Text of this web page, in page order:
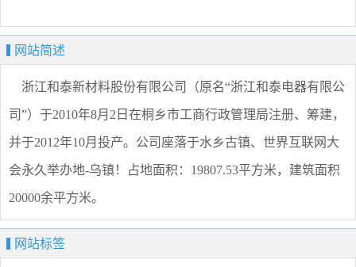
网站简述
浙江和泰新材料股份有限公司（原名“浙江和泰电器有限公
司”）于2010年8月2日在桐乡市工商行政管理局注册、筹建，
并于2012年10月投产。公司座落于水乡古镇、世界互联网大
会永久举办地-乌镇！占地面积：19807.53平方米，建筑面积
20000余平方米。
网站标签